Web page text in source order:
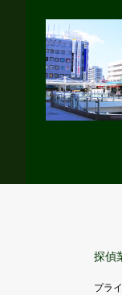
探偵
プラ